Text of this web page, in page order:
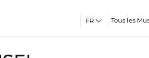
Tous les